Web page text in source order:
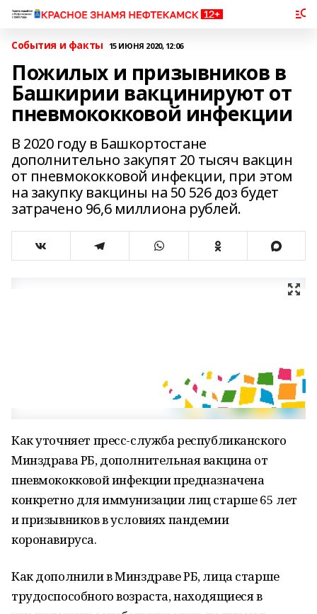
События и факты 15 ИЮНЯ 2020, 12:06
Пожилых и призывников в
Башкирии вакцинируют от
пневмококковой инфекции
В 2020 году в Башкортостане
дополнительно закупят 20 тысяч вакцин
от пневмококковой инфекции, при этом
на закупку вакцины на 50 526 доз будет
затрачено 96,6 миллиона рублей.
Как уточняет пресс-служба республиканского
Минздрава РБ, дополнительная вакцина от
пневмококковой инфекции предназначена
конкретно для иммунизации лиц старше 65 лет
и призывников в условиях пандемии
коронавируса.
Как дополнили в Минздраве РБ, лица старше
трудоспособного возраста, находящиеся в